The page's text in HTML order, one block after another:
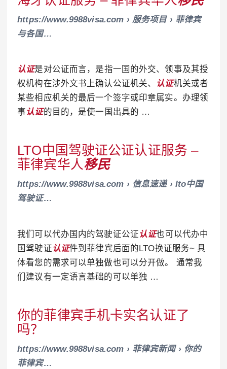
https://www.9988visa.com › 服务项目 › 菲律宾
与各国…
认证是对公证而言，是指一国的外交、领事及其授
权机构在涉外文书上确认公证机关、 认证机关或者
某些相应机关的最后一个签字或印章属实。办理领
事认证的目的，是使一国出具的 …
LTO中国驾驶证公证认证服务 –
菲律宾华人移民
https://www.9988visa.com › 信息速递 › lto中国
驾驶证…
我们可以代办国内的驾驶证公证认证也可以代办中
国驾驶证认证件到菲律宾后面的LTO换证服务~ 具
体看您的需求可以单独做也可以分开做。 通常我
们建议有一定语言基础的可以单独 …
你的菲律宾手机卡实名认证了
吗？
https://www.9988visa.com › 菲律宾新闻 › 你的
菲律宾…